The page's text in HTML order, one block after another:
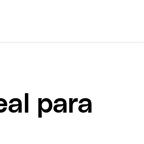
para